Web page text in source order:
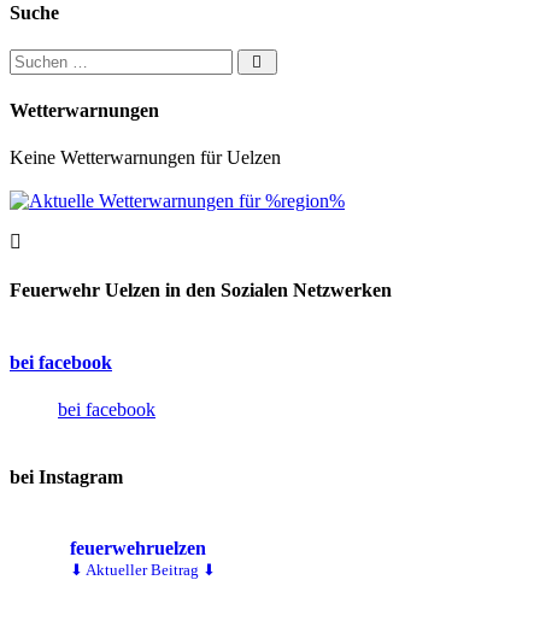
Suche
Suchen nach:
Wetterwarnungen
Keine Wetterwarnungen für Uelzen
Feuerwehr Uelzen in den Sozialen Netzwerken
bei facebook
bei facebook
bei Instagram
feuerwehruelzen
⬇ Aktueller Beitrag ⬇